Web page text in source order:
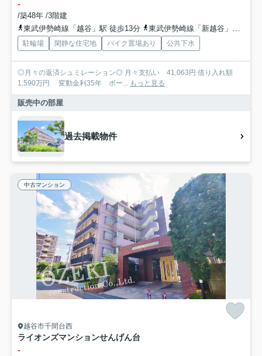
-
/築48年 /3階建
東武伊勢崎線「越谷」駅 徒歩13分
東武伊勢崎線「新越谷」駅 徒歩22分
駐輪場 閑静な住宅地 バイク置場あり 公共下水
◎月々の返済シュミレーション◎ 月々支払い 41,063円 借り入れ額
1,590万円 変動金利35年 ボー...
もっと見る
販売中の部屋
過去掲載物件
中古マンション
越谷市千間台西
ライオンズマンションせんげん台
-